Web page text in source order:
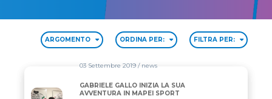
ARGOMENTO ORDINA PER: FILTRA PER:
GABRIELE GALLO INIZIA LA SUA AVVENTURA IN
03 Settembre 2019/ news
GABRIELE GALLO INIZIA LA SUA
AVVENTURA IN MAPEI SPORT